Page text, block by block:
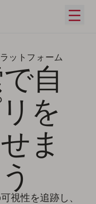
メイ
ットフォーム
自
を
ま
視性を追跡し、